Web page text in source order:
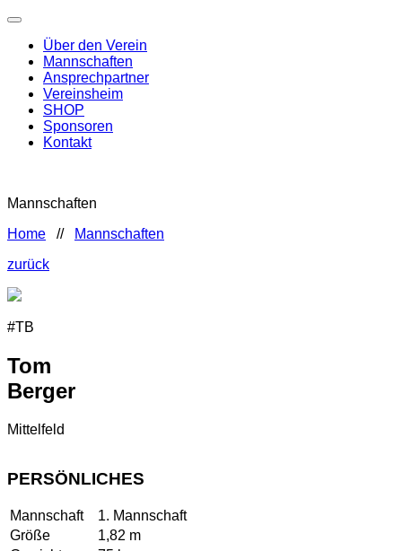
Über den Verein
Mannschaften
Ansprechpartner
Vereinsheim
SHOP
Sponsoren
Kontakt
Mannschaften
Home //
Mannschaften
zurück
#TB
Tom
Berger
Mittelfeld
PERSÖNLICHES
Mannschaft
1. Mannschaft
Größe
1,82 m